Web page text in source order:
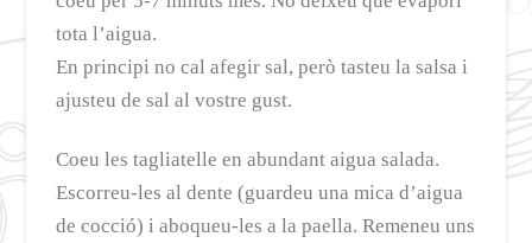
tota l’aigua.
En principi no cal afegir sal, però tasteu la salsa i
ajusteu de sal al vostre gust.
Coeu les tagliatelle en abundant aigua salada.
Escorreu-les al dente (guardeu una mica d’aigua
de cocció) i aboqueu-les a la paella. Remeneu uns